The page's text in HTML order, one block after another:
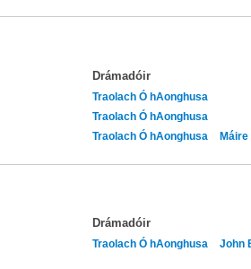
Drámadóir
Traolach Ó hAonghusa
Traolach Ó hAonghusa
Traolach Ó hAonghusa Máire
Drámadóir
Traolach Ó hAonghusa John